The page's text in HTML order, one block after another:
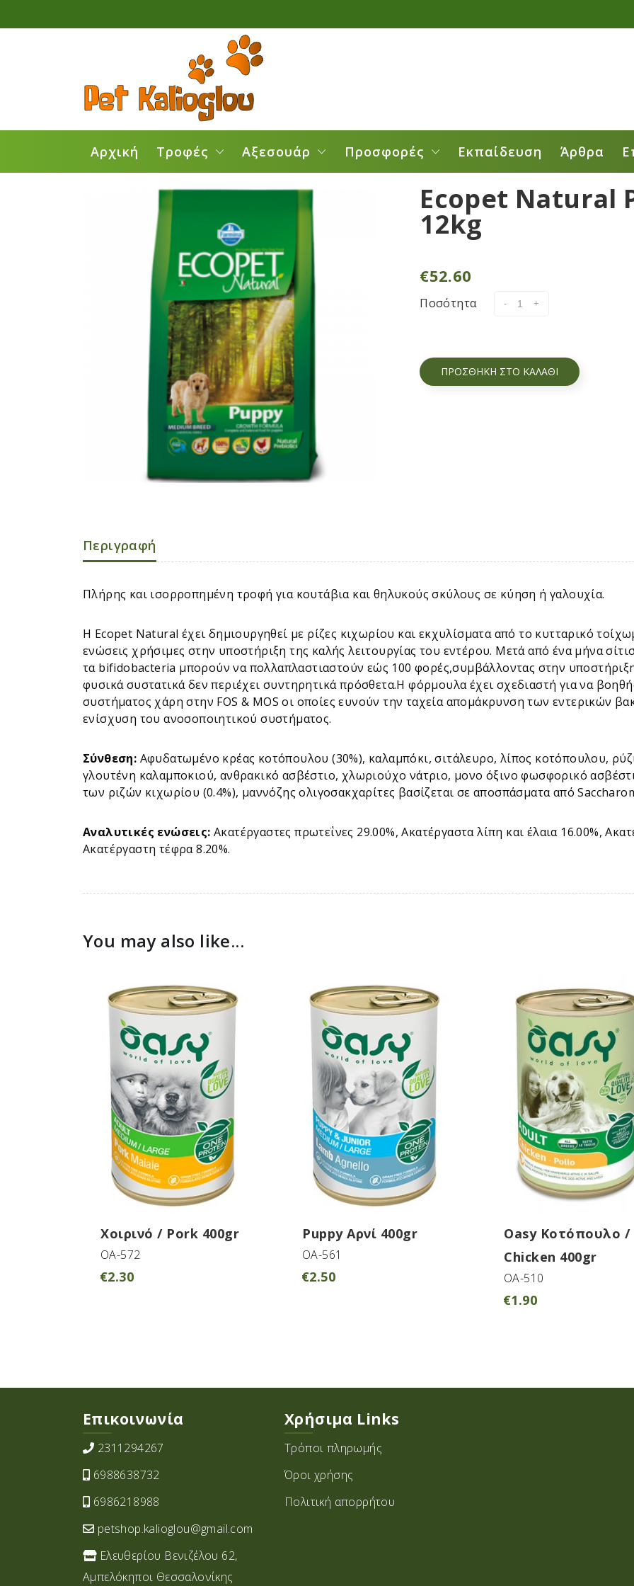
Αρχική Τροφές Αξεσουάρ Προσφορές Εκπαίδευση Άρθρα
Ecopet Natural
12kg
€52.60
Ποσότητα
ΠΡΟΣΘΉΚΗ ΣΤΟ ΚΑΛΆΘΙ
Περιγραφή
Πλήρης και ισορροπημένη τροφή για κουτάβια και θηλυκούς σκύλους σε κύηση ή γαλουχία.
H Εcopet Natural έχει δημιουργηθεί με ρίζες κιχωρίου και εκχυλίσματα από το κυτταρικό
ενώσεις χρήσιμες στην υποστήριξη της καλής λειτουργίας του εντέρου. Μετά από ένα μήνα
τα bifidobacteria μπορούν να πολλαπλαστιαστούν εώς 100 φορές,συμβάλλοντας στην
φυσικά συστατικά δεν περιέχει συντηρητικά πρόσθετα.Η φόρμουλα έχει σχεδιαστή για να
συστήματος χάρη στην FOS & MOS οι οποίες ευνούν την ταχεία απομάκρυνση των εντερικών
ενίσχυση του ανοσοποιητικού συστήματος.
Σύνθεση: Αφυδατωμένο κρέας κοτόπουλου (30%), καλαμπόκι, σιτάλευρο, λίπος κοτόπουλου,
γλουτένη καλαμποκιού, ανθρακικό ασβέστιο, χλωριούχο νάτριο, μονο όξινο φωσφορικό
των ριζών κιχωρίου (0.4%), μαννόζης ολιγοσακχαρίτες βασίζεται σε αποσπάσματα από
Αναλυτικές ενώσεις: Ακατέργαστες πρωτεΐνες 29.00%, Aκατέργαστα λίπη και έλαια 16.00%,
Aκατέργαστη τέφρα 8.20%.
You may also like...
Χοιρινό / Pork 400gr
OA-572
€2.30
Puppy Αρνί 400gr
OA-561
€2.50
Oasy Κοτόπουλο /
Chicken 400gr
OA-510
€1.90
Επικοινωνία
2311294267
6988638732
6986218988
petshop.kalioglou@gmail.com
Ελευθερίου Βενιζέλου 62,
Αμπελόκηποι Θεσσαλονίκης
Χρήσιμα Links
Τρόποι πληρωμής
Όροι χρήσης
Πολιτική απορρήτου